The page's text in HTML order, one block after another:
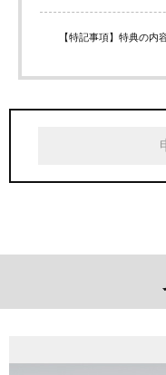
【特記事項】特典の内